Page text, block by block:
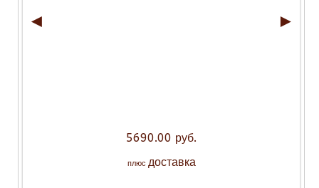
◄ ►
5690.00 руб.
плюс доставка